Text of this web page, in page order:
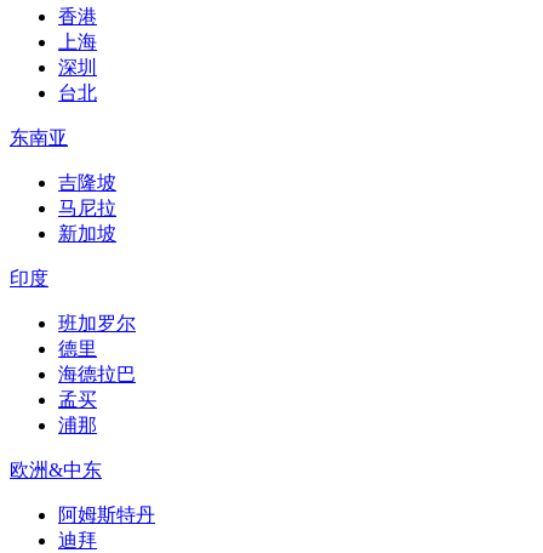
香港
上海
深圳
台北
东南亚
吉隆坡
马尼拉
新加坡
印度
班加罗尔
德里
海德拉巴
孟买
浦那
欧洲&中东
阿姆斯特丹
迪拜